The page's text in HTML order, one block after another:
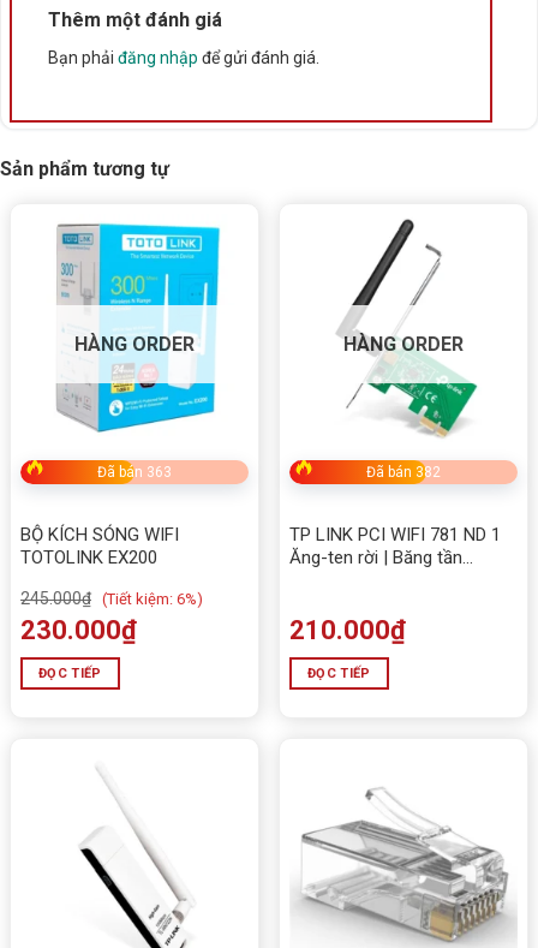
Thêm một đánh giá
Bạn phải đăng nhập để gửi đánh giá.
Sản phẩm tương tự
HÀNG ORDER
Đã bán 363
BỘ KÍCH SÓNG WIFI
TOTOLINK EX200
245.000₫ (Tiết kiệm: 6%)
230.000₫
ĐỌC TIẾP
HÀNG ORDER
Đã bán 382
TP LINK PCI WIFI 781 ND 1
Ăng-ten rời | Băng tần
210.000₫
ĐỌC TIẾP